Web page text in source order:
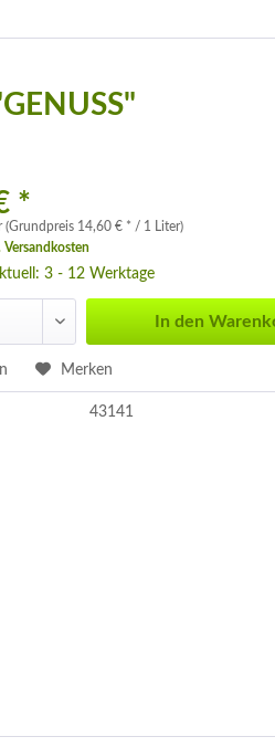
*
(Grundpreis 14,60 € * / 1 Liter)
Versandkosten
3 - 12 Werktage
In den
Merken
43141